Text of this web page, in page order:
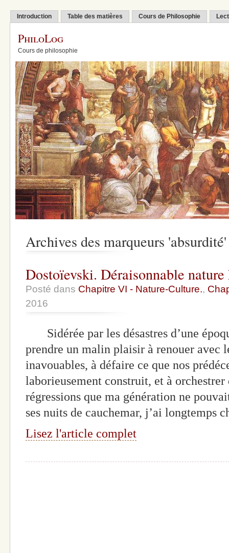
Introduction Table des matières Cours de Philosophie
PhiloLog
Cours de philosophie
Archives des marqueurs 'absurdité'
Dostoïevski. Déraisonnable
Posté dans Chapitre VI - Nature-Culture.,
2016
Sidérée par les désastres d’une
prendre un malin plaisir à renouer avec
inavouables, à défaire ce que nos
laborieusement construit, et à orchestrer
régressions que ma génération ne
ses nuits de cauchemar, j’ai longtemps
Lisez l'article complet